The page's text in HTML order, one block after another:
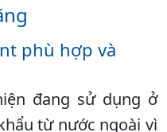
phù hợp và
đang sử dụng ở
từ nước ngoài vì